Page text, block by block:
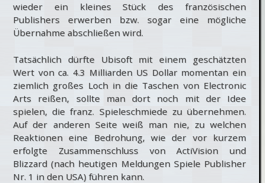
wieder ein kleines Stück des französischen
Publishers erwerben bzw. sogar eine mögliche
Übernahme abschließen wird.
Tatsächlich dürfte Ubisoft mit einem geschätzten
Wert von ca. 4.3 Milliarden US Dollar momentan ein
ziemlich großes Loch in die Taschen von Electronic
Arts reißen, sollte man dort noch mit der Idee
spielen, die franz. Spieleschmiede zu übernehmen.
Auf der anderen Seite weiß man nie, zu welchen
Reaktionen eine Bedrohung, wie der vor kurzem
erfolgte Zusammenschluss von ActiVision und
Blizzard (nach heutigen Meldungen Spiele Publisher
Nr. 1 in den USA) führen kann.